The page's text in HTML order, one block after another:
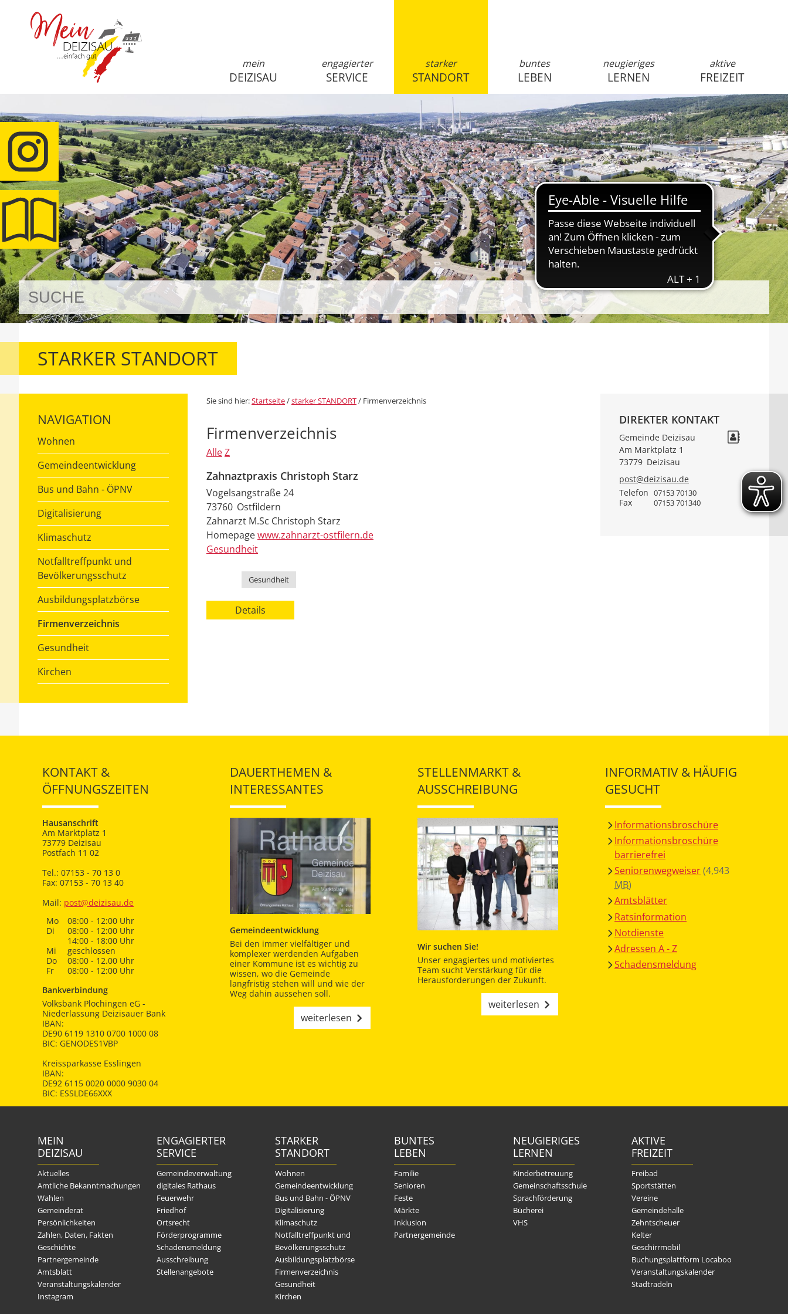
anmelden
mein
DEIZISAU
engagierter
SERVICE
starker
STANDORT
buntes
LEBEN
neugieriges
LERNEN
aktive
FREIZEIT
STARKER STANDORT
NAVIGATION
Wohnen
Gemeindeentwicklung
Bus und Bahn - ÖPNV
Digitalisierung
Klimaschutz
Notfalltreffpunkt und
Bevölkerungsschutz
Ausbildungsplatzbörse
Firmenverzeichnis
Gesundheit
Kirchen
Sie sind hier:Startseite/starker STANDORT/ Firmenverzeichnis
Firmenverzeichnis
AlleZ
Zahnaztpraxis Christoph Starz
Vogelsangstraße 24
73760 Ostfildern
Zahnarzt M.Sc Christoph Starz
Homepagewww.zahnarzt-ostfilern.de
Gesundheit
Gesundheit
Details
DIREKTER KONTAKT
Gemeinde Deizisau
Am Marktplatz 1
73779 Deizisau
post@deizisau.de
Telefon 07153 70130
Fax 07153 701340
KONTAKT &
ÖFFNUNGSZEITEN
Hausanschrift
Am Marktplatz 1
73779 Deizisau
Postfach 11 02
Tel.: 07153 - 70 13 0
Fax: 07153 - 70 13 40
Mail: post@deizisau.de
Mo
08:00 - 12:00 Uhr
Di
08:00 - 12:00 Uhr
14:00 - 18:00 Uhr
Mi
geschlossen
Do
08:00 - 12.00 Uhr
Fr
08:00 - 12:00 Uhr
Bankverbindung
Volksbank Plochingen eG -
Niederlassung Deizisauer Bank
IBAN:
DE90 6119 1310 0700 1000 08
BIC: GENODES1VBP
Kreissparkasse Esslingen
IBAN:
DE92 6115 0020 0000 9030 04
BIC: ESSLDE66XXX
DAUERTHEMEN &
INTERESSANTES
Gemeindeentwicklung
Bei den immer vielfältiger und
komplexer werdenden Aufgaben
einer Kommune ist es wichtig zu
wissen, wo die Gemeinde
langfristig stehen will und wie der
Weg dahin aussehen soll.
weiterlesen
STELLENMARKT &
AUSSCHREIBUNG
Wir suchen Sie!
Unser engagiertes und motiviertes
Team sucht Verstärkung für die
Herausforderungen der Zukunft.
weiterlesen
INFORMATIV & HÄUFIG
GESUCHT
Informationsbroschüre
Informationsbroschüre
barrierefrei
Seniorenwegweiser(4,943
MB)
Amtsblätter
Ratsinformation
Notdienste
Adressen A - Z
Schadensmeldung
MEIN
DEIZISAU
Aktuelles
Amtliche Bekanntmachungen
Wahlen
Gemeinderat
Persönlichkeiten
Zahlen, Daten, Fakten
Geschichte
Partnergemeinde
Amtsblatt
Veranstaltungskalender
Instagram
ENGAGIERTER
SERVICE
Gemeindeverwaltung
digitales Rathaus
Feuerwehr
Friedhof
Ortsrecht
Förderprogramme
Schadensmeldung
Ausschreibung
Stellenangebote
STARKER
STANDORT
Wohnen
Gemeindeentwicklung
Bus und Bahn - ÖPNV
Digitalisierung
Klimaschutz
Notfalltreffpunkt und
Bevölkerungsschutz
Ausbildungsplatzbörse
Firmenverzeichnis
Gesundheit
Kirchen
BUNTES
LEBEN
Familie
Senioren
Feste
Märkte
Inklusion
Partnergemeinde
NEUGIERIGES
LERNEN
Kinderbetreuung
Gemeinschaftsschule
Sprachförderung
Bücherei
VHS
AKTIVE
FREIZEIT
Freibad
Sportstätten
Vereine
Gemeindehalle
Zehntscheuer
Kelter
Geschirrmobil
Buchungsplattform Locaboo
Veranstaltungskalender
Stadtradeln